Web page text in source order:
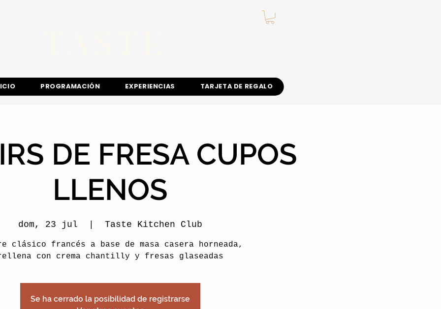
PROGRAMACIÓN EXPERIENCIAS TARJETA DE REGALO
DE FRESA CUPOS
LLENOS
dom, 23 jul Taste Kitchen Club
clásico francés a base de masa casera horneada,
con crema chantilly y fresas glaseadas
Se ha cerrado la posibilidad de registrarse